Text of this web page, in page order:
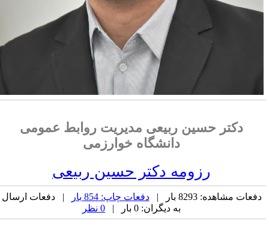
دکتر حسین ربیعی مدیریت روابط عمومی
دانشگاه خوارزمی
رزومه دکتر حسین ربیعی
دفعات مشاهده: 8293 بار | دفعات چاپ: 854 بار
| دفعات ارسال
به دیگران: 0 بار |